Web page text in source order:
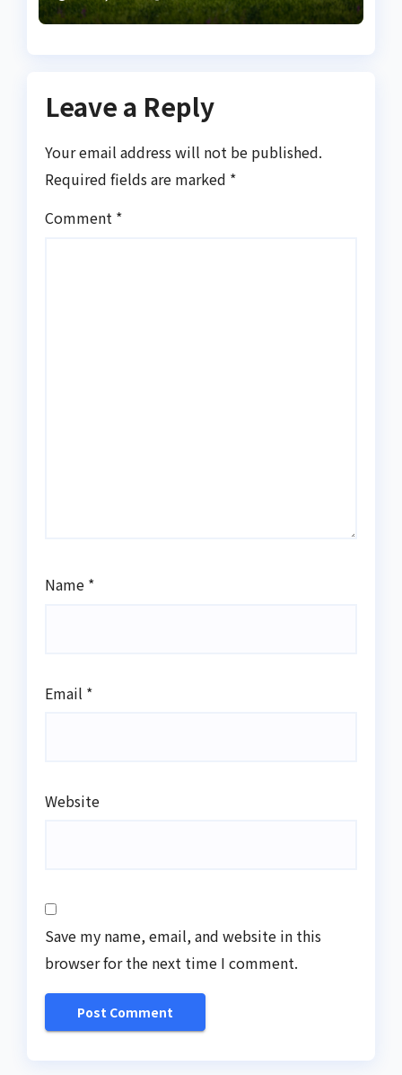
запалення
Leave a Reply
Your email address will not be published.
Required fields are marked *
Comment *
Name *
Email *
Website
Save my name, email, and website in this
browser for the next time I comment.